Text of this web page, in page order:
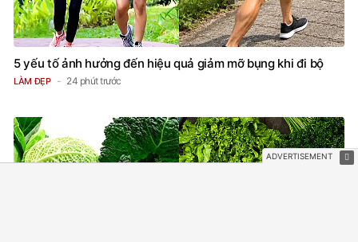
5 yếu tố ảnh hưởng đến hiệu quả giảm mỡ bụng khi đi bộ
LÀM ĐẸP 24 phút trước